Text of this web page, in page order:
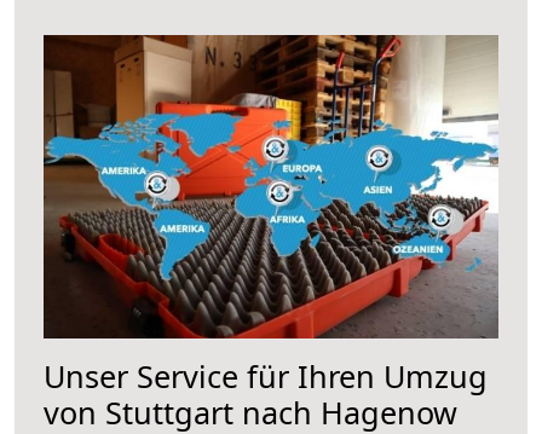
Unser Service für Ihren Umzug
von Stuttgart nach Hagenow